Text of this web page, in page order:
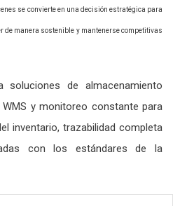
se convierte en una decisión estratégica para
de manera sostenible y mantenerse competitivas
soluciones de almacenamiento
y monitoreo constante para
inventario, trazabilidad completa
con los estándares de la